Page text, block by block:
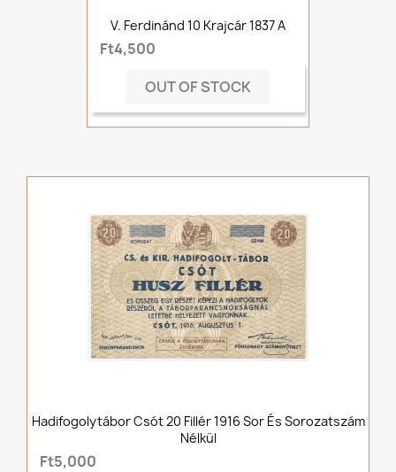
V. Ferdinánd 10 Krajcár 1837 A
Ft4,500
OUT OF STOCK
Hadifogolytábor Csót 20 Fillér 1916 Sor És Sorozatszám
Nélkül
Ft5,000